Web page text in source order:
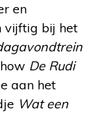
en
vijftig bij het
De Rudi
aan het
Wat een